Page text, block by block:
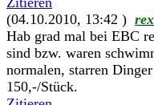
(04.10.2010, 13:42 ) rex
Hab grad mal bei EBC
sind bzw. waren
normalen, starren
150,-/Stück.